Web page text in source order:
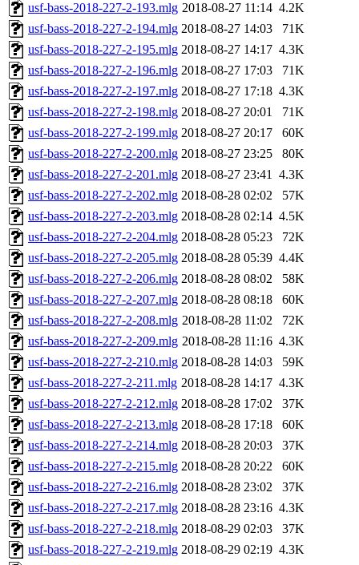
usf-bass-2018-227-2-193.mlg 2018-08-27 11:14 4.2K
usf-bass-2018-227-2-194.mlg 2018-08-27 14:03
71K
usf-bass-2018-227-2-195.mlg 2018-08-27 14:17 4.3K
usf-bass-2018-227-2-196.mlg 2018-08-27 17:03
71K
usf-bass-2018-227-2-197.mlg 2018-08-27 17:18 4.3K
usf-bass-2018-227-2-198.mlg 2018-08-27 20:01
71K
usf-bass-2018-227-2-199.mlg 2018-08-27 20:17
60K
usf-bass-2018-227-2-200.mlg 2018-08-27 23:25
80K
usf-bass-2018-227-2-201.mlg 2018-08-27 23:41 4.3K
usf-bass-2018-227-2-202.mlg 2018-08-28 02:02
57K
usf-bass-2018-227-2-203.mlg 2018-08-28 02:14 4.5K
usf-bass-2018-227-2-204.mlg 2018-08-28 05:23
72K
usf-bass-2018-227-2-205.mlg 2018-08-28 05:39 4.4K
usf-bass-2018-227-2-206.mlg 2018-08-28 08:02
58K
usf-bass-2018-227-2-207.mlg 2018-08-28 08:18
60K
usf-bass-2018-227-2-208.mlg 2018-08-28 11:02
72K
usf-bass-2018-227-2-209.mlg 2018-08-28 11:16 4.3K
usf-bass-2018-227-2-210.mlg 2018-08-28 14:03
59K
usf-bass-2018-227-2-211.mlg 2018-08-28 14:17 4.3K
usf-bass-2018-227-2-212.mlg 2018-08-28 17:02
37K
usf-bass-2018-227-2-213.mlg 2018-08-28 17:18
60K
usf-bass-2018-227-2-214.mlg 2018-08-28 20:03
37K
usf-bass-2018-227-2-215.mlg 2018-08-28 20:22
60K
usf-bass-2018-227-2-216.mlg 2018-08-28 23:02
37K
usf-bass-2018-227-2-217.mlg 2018-08-28 23:16 4.3K
usf-bass-2018-227-2-218.mlg 2018-08-29 02:03
37K
usf-bass-2018-227-2-219.mlg 2018-08-29 02:19 4.3K